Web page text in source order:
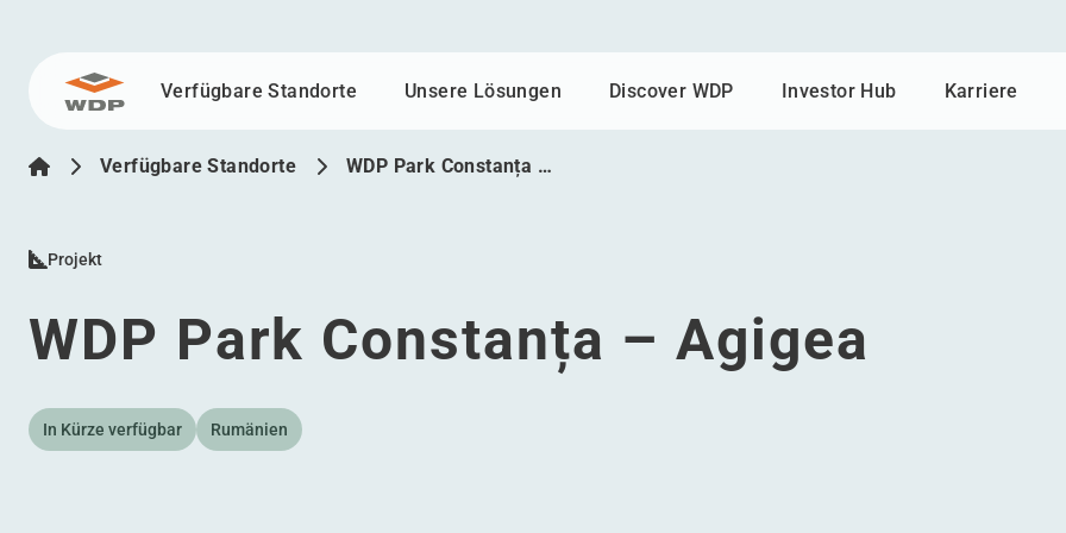
Zum Inhalt wechselnVerfügbare Standorte Unsere Lösungen Discover WDP Investor Hub Karriere
Verfügbare Standorte WDP Park Constanța …
Projekt
WDP Park Constanța – Agigea
In Kürze verfügbar Rumänien